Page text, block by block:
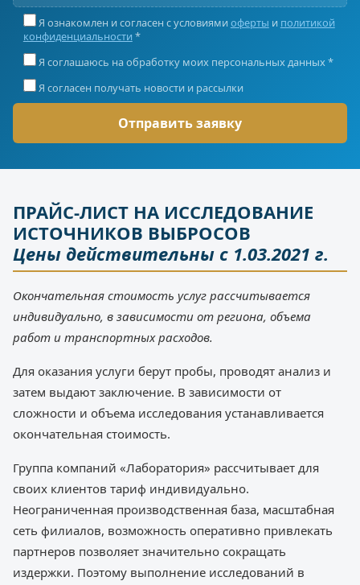
Я ознакомлен и согласен с условиями оферты и политикой
конфиденциальности *
Я соглашаюсь на обработку моих персональных данных *
Я согласен получать новости и рассылки
ПРАЙС-ЛИСТ НА ИССЛЕДОВАНИЕ
ИСТОЧНИКОВ ВЫБРОСОВ
Цены действительны с 1.03.2021 г.
Окончательная стоимость услуг рассчитывается
индивидуально, в зависимости от региона, объема
работ и транспортных расходов.
Для оказания услуги берут пробы, проводят анализ и
затем выдают заключение. В зависимости от
сложности и объема исследования устанавливается
окончательная стоимость.
Группа компаний «Лаборатория» рассчитывает для
своих клиентов тариф индивидуально.
Неограниченная производственная база, масштабная
сеть филиалов, возможность оперативно привлекать
партнеров позволяет значительно сокращать
издержки. Поэтому выполнение исследований в